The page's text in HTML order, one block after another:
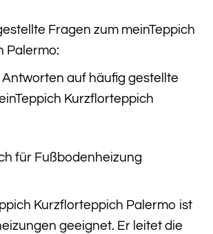
Fragen zum meinTeppich
Palermo:
Antworten auf häufig gestellte
Kurzflorteppich
für Fußbodenheizung
Kurzflorteppich Palermo ist
geeignet. Er leitet die